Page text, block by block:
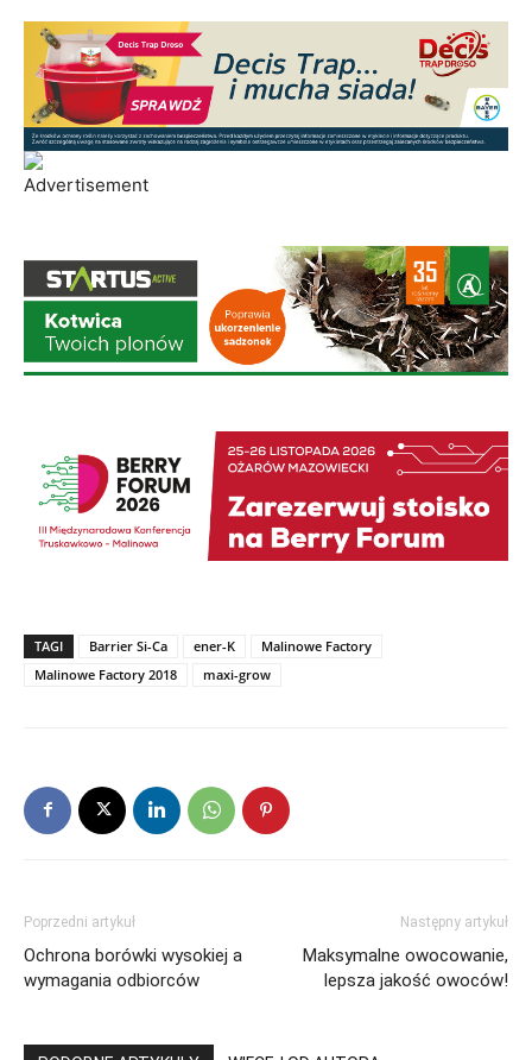
TAGI Barrier Si-Ca ener-K
Malinowe Factory
Malinowe Factory 2018
maxi-grow
Poprzedni artykuł
Ochrona borówki wysokiej a
wymagania odbiorców
Następny artykuł
Maksymalne owocowanie,
lepsza jakość owoców!